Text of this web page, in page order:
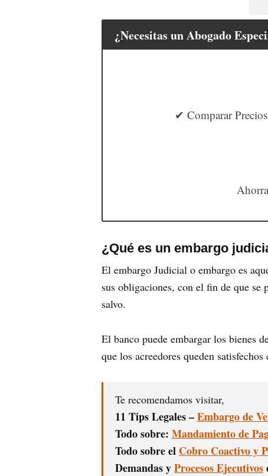
¿Necesitas un Abogado
✔ Comparar
¿Qué es un embargo
El embargo Judicial o embargo es
sus obligaciones, con el fin de que se
salvo.
El banco puede embargar los bienes
que los acreedores queden
Te recomendamos visitar,
11 Tips Legales –Embargo de
Todo sobre: Mandamiento de
Todo sobre el Cobro Coactivo y
Demandas yProcesos Ejecutivos